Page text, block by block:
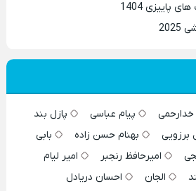
پاییزی 1404
پیام عباسی
پازل بند
برزویی بهنام حسن زاده
بابی
امیرحافظ رنجبر
امیر لیام
الجان
احسان دریادل